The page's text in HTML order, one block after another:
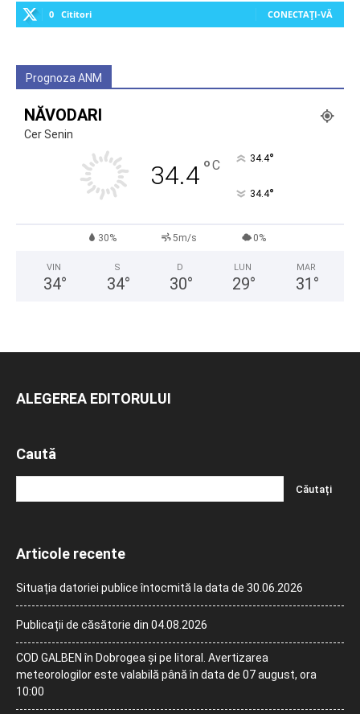
0 Cititori CONECTAȚI-VĂ
Prognoza ANM
NĂVODARI
Cer Senin
34.4°C 34.4°
34.4°
30% 5m/s 0%
VIN
34°
S
34°
D
30°
LUN
29°
MAR
31 °
ALEGEREA EDITORULUI
Caută
Articole recente
Situația datoriei publice întocmită la data de 30.06.2026
Publicații de căsătorie din 04.08.2026
COD GALBEN în Dobrogea și pe litoral. Avertizarea
meteorologilor este valabilă până în data de 07 august, ora
10:00